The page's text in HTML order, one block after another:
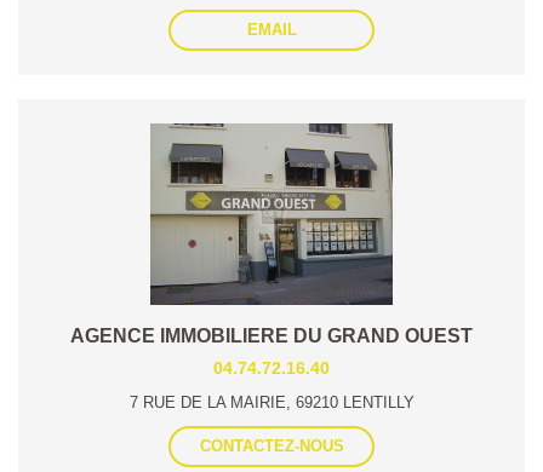
EMAIL
AGENCE IMMOBILIERE DU GRAND OUEST
04.74.72.16.40
7 RUE DE LA MAIRIE, 69210 LENTILLY
CONTACTEZ-NOUS